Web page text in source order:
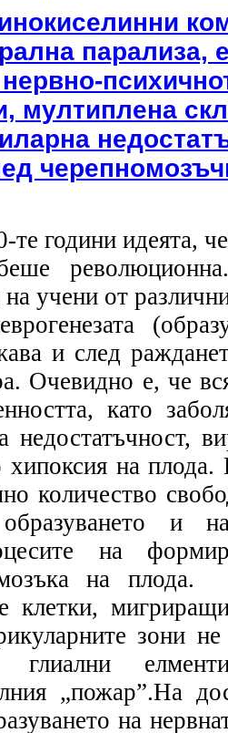
парализа,
мултиплена
те години идеята,
беше
учени от
и след
Очевидно е, че
като
недостатъчност,
на
количество
и
на
на плода.
клетки,
зони
глиални
„пожар”.На
на